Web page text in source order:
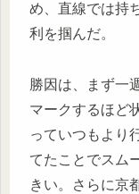
め、直線では持
利を掴んだ。
勝因は、まず一
マークするほど
っていつもより
てたことでスム
きい。さらに京